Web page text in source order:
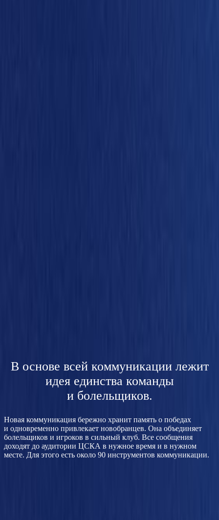
В основе всей коммуникации лежит
идея единства команды
и болельщиков.
Новая коммуникация бережно хранит память о победах
и одновременно привлекает новобранцев. Она объединяет
болельщиков и игроков в сильный клуб. Все сообщения
доходят до аудитории ЦСКА в нужное время и в нужном
месте. Для этого есть около 90 инструментов коммуникации.